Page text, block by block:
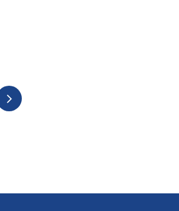
arrow_forward_ios